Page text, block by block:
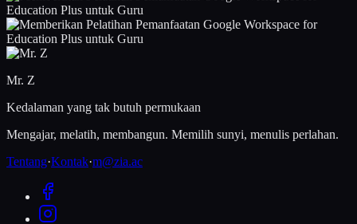
Mr. Z
Kedalaman yang tak butuh permukaan
Mengajar, melatih, membangun. Memilih sunyi, menulis perlahan.
Tentang·Kontak·m@zia.ac